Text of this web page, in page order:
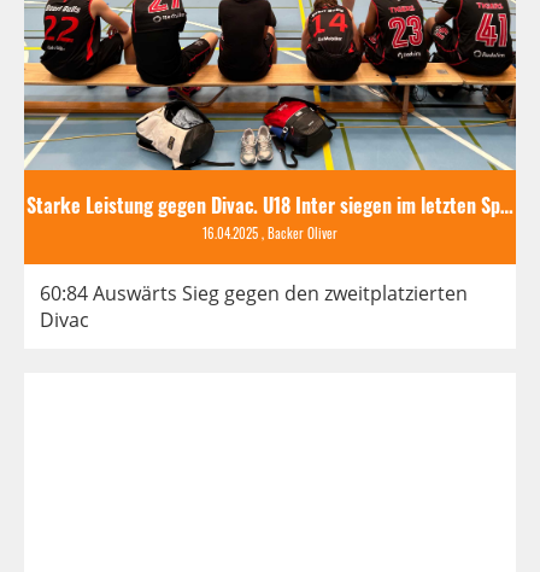
Starke Leistung gegen Divac. U18 Inter siegen im letzten Spiel der Saison
16.04.2025, Backer Oliver
60:84 Auswärts Sieg gegen den zweitplatzierten
Divac